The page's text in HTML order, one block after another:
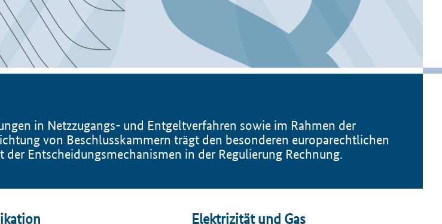
in Netzzugangs- und Entgeltverfahren sowie im Rahmen der
von Beschlusskammern trägt den besonderen europarechtlichen
Entscheidungsmechanismen in der Regulierung Rechnung.
Elektrizität und Gas